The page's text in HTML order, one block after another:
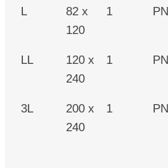
L
82 x
120
1
LL
120 x
240
1
3L
200 x
240
1